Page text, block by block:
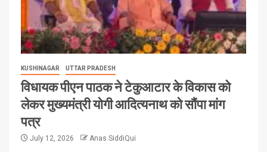
KUSHINAGAR UTTAR PRADESH
विधायक पीएन पाठक ने टेकुआटार के विकास को
लेकर मुख्यमंत्री योगी आदित्यनाथ को सौंपा मांग
पत्र
July 12, 2026 Anas SiddiQui